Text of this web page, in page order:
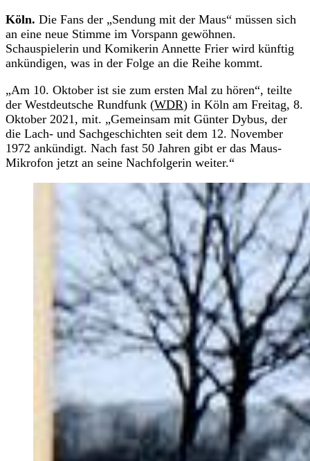
Köln. Die Fans der „Sendung mit der Maus“ müssen sich
an eine neue Stimme im Vorspann gewöhnen.
Schauspielerin und Komikerin Annette Frier wird künftig
ankündigen, was in der Folge an die Reihe kommt.
„Am 10. Oktober ist sie zum ersten Mal zu hören“, teilte
der Westdeutsche Rundfunk (WDR) in Köln am Freitag, 8.
Oktober 2021, mit. „Gemeinsam mit Günter Dybus, der
die Lach- und Sachgeschichten seit dem 12. November
1972 ankündigt. Nach fast 50 Jahren gibt er das Maus-
Mikrofon jetzt an seine Nachfolgerin weiter.“